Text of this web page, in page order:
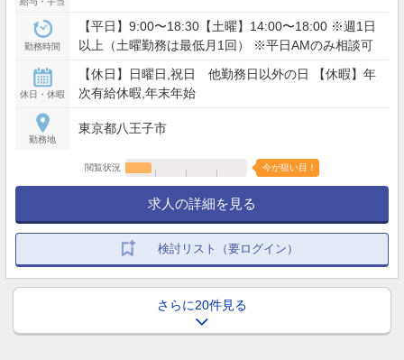
勤務時間
【平日】9:00〜18:30【土曜】14:00〜18:00 ※週1日
以上（土曜勤務は最低月1回） ※平日AMのみ相談可
休日・休暇
【休日】日曜日,祝日 他勤務日以外の日 【休暇】年
次有給休暇,年末年始
勤務地
東京都八王子市
閲覧状況 今が狙い目！
求人の詳細を見る
検討リスト（要ログイン）
さらに20件見る